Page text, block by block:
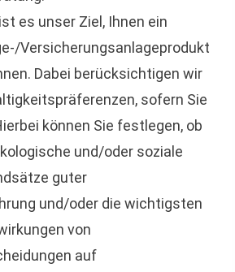
es unser Ziel, Ihnen ein
Versicherungsanlageprodukt
Dabei berücksichtigen wir
sofern Sie
können Sie festlegen, ob
und/oder soziale
guter
und/oder die wichtigsten
von
auf